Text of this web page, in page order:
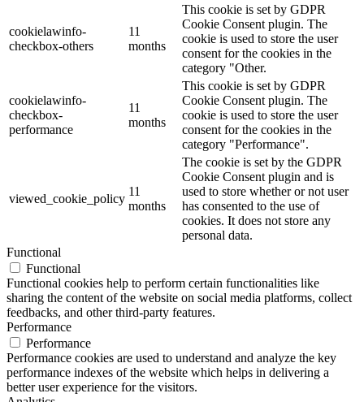
cookielawinfo-
checkbox-others
11
months
This cookie is set by GDPR
Cookie Consent plugin. The
cookie is used to store the user
consent for the cookies in the
category "Other.
cookielawinfo-
checkbox-
performance
11
months
This cookie is set by GDPR
Cookie Consent plugin. The
cookie is used to store the user
consent for the cookies in the
category "Performance".
viewed_cookie_policy
11
months
The cookie is set by the GDPR
Cookie Consent plugin and is
used to store whether or not user
has consented to the use of
cookies. It does not store any
personal data.
Functional
Functional
Functional cookies help to perform certain functionalities like
sharing the content of the website on social media platforms, collect
feedbacks, and other third-party features.
Performance
Performance
Performance cookies are used to understand and analyze the key
performance indexes of the website which helps in delivering a
better user experience for the visitors.